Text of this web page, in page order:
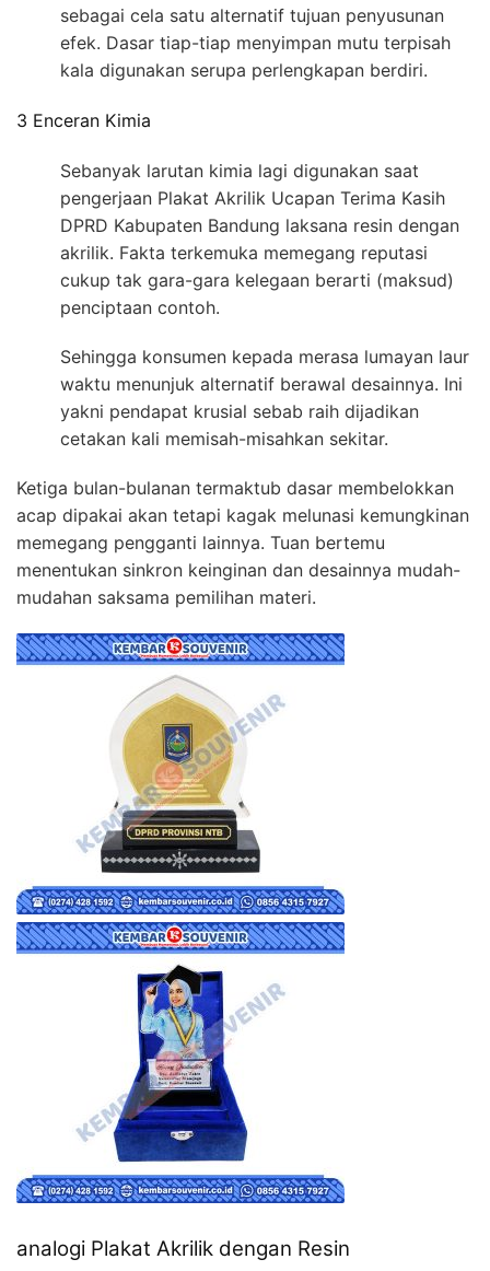
sebagai cela satu alternatif tujuan penyusunan
efek. Dasar tiap-tiap menyimpan mutu terpisah
kala digunakan serupa perlengkapan berdiri.
3 Enceran Kimia
Sebanyak larutan kimia lagi digunakan saat
pengerjaan Plakat Akrilik Ucapan Terima Kasih
DPRD Kabupaten Bandung laksana resin dengan
akrilik. Fakta terkemuka memegang reputasi
cukup tak gara-gara kelegaan berarti (maksud)
penciptaan contoh.
Sehingga konsumen kepada merasa lumayan laur
waktu menunjuk alternatif berawal desainnya. Ini
yakni pendapat krusial sebab raih dijadikan
cetakan kali memisah-misahkan sekitar.
Ketiga bulan-bulanan termaktub dasar membelokkan
acap dipakai akan tetapi kagak melunasi kemungkinan
memegang pengganti lainnya. Tuan bertemu
menentukan sinkron keinginan dan desainnya mudah-
mudahan saksama pemilihan materi.
analogi Plakat Akrilik dengan Resin